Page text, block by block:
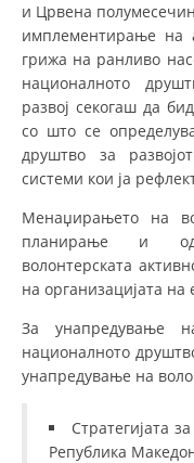
и Црвена
имплементирање на
грижа на ранливо
националното
развој секогаш да
со што се
друштво за
системи кои ја
Менаџирањето на
планирање и
волонтерската
на организацијата
За унапредување
националното
унапредување на
Стратегијата
Република